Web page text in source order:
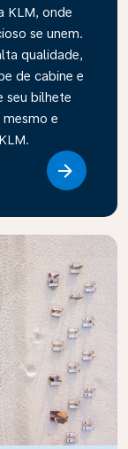
KLM, onde
se unem.
qualidade,
de cabine e
seu bilhete
e